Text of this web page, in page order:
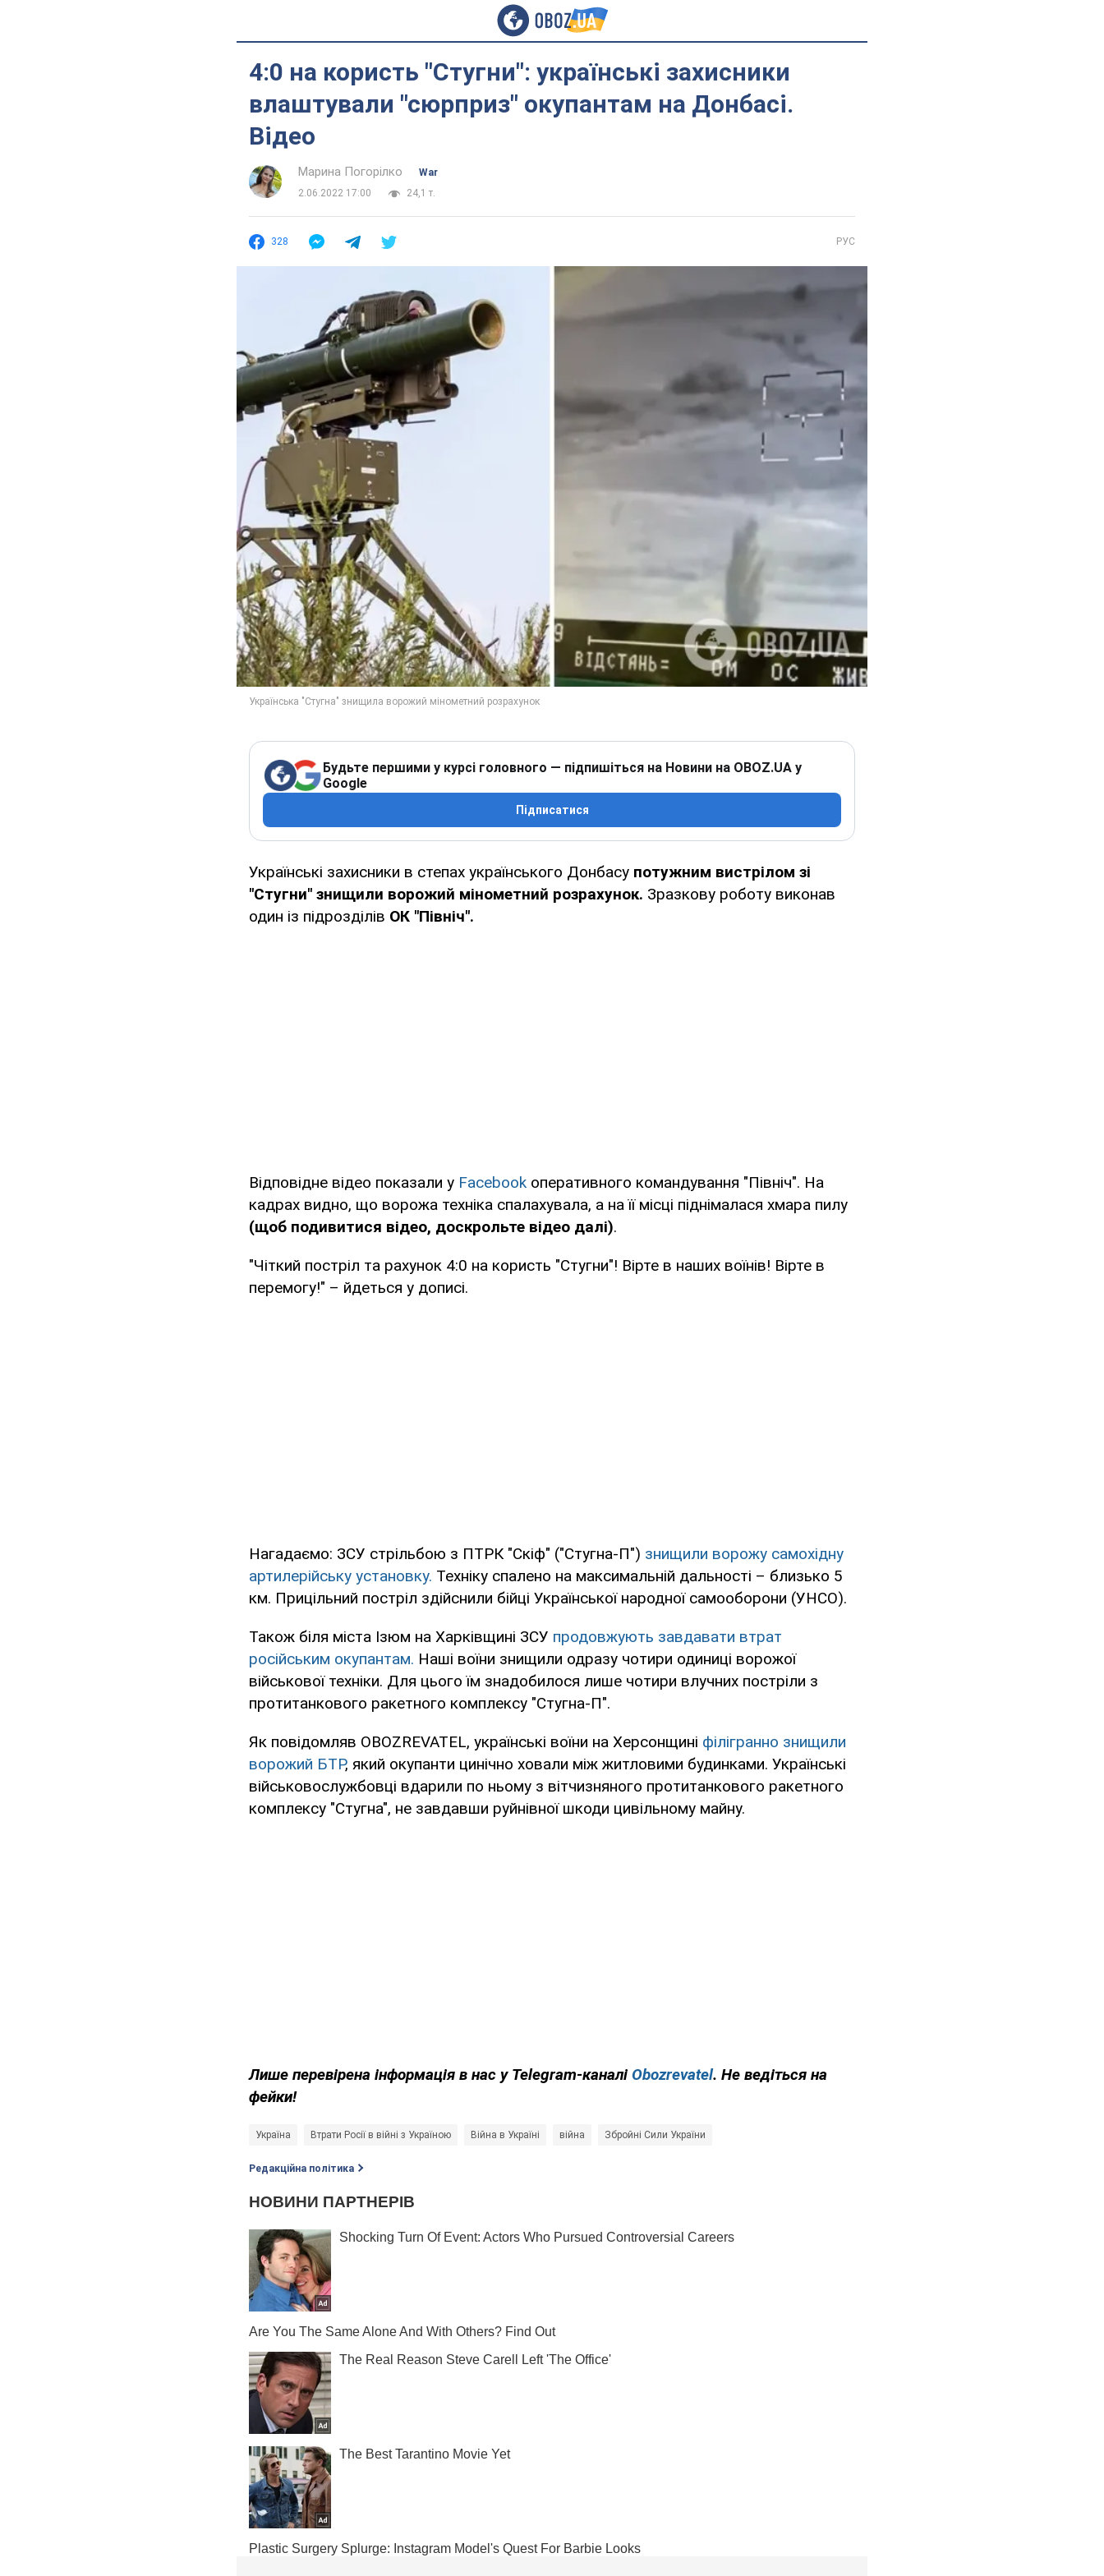
4:0 на користь "Стугни": українські захисники
влаштували "сюрприз" окупантам на Донбасі.
Відео
Марина Погорілко
War
2.06.2022 17:00
24,1 т.
328 РУС
Будьте першими у курсі головного — підпишіться на Новини на OBOZ.UA у
Google
Підписатися
Українські захисники в степах українського Донбасу потужним вистрілом зі
"Стугни" знищили ворожий мінометний розрахунок. Зразкову роботу виконав
один із підрозділів ОК "Північ".
Відповідне відео показали у Facebook оперативного командування "Північ". На
кадрах видно, що ворожа техніка спалахувала, а на її місці піднімалася хмара пилу
(щоб подивитися відео, доскрольте відео далі).
"Чіткий постріл та рахунок 4:0 на користь "Стугни"! Вірте в наших воїнів! Вірте в
перемогу!" – йдеться у дописі.
Нагадаємо: ЗСУ стрільбою з ПТРК "Скіф" ("Стугна-П") знищили ворожу самохідну
артилерійську установку. Техніку спалено на максимальній дальності – близько 5
км. Прицільний постріл здійснили бійці Української народної самооборони (УНСО).
Також біля міста Ізюм на Харківщині ЗСУ продовжують завдавати втрат
російським окупантам. Наші воїни знищили одразу чотири одиниці ворожої
військової техніки. Для цього їм знадобилося лише чотири влучних постріли з
протитанкового ракетного комплексу "Стугна-П".
Як повідомляв OBOZREVATEL, українські воїни на Херсонщині філігранно знищили
ворожий БТР, який окупанти цинічно ховали між житловими будинками. Українські
військовослужбовці вдарили по ньому з вітчизняного протитанкового ракетного
комплексу "Стугна", не завдавши руйнівної шкоди цивільному майну.
Лише перевірена інформація в нас у Telegram-каналі Obozrevatel. Не ведіться на
фейки!
Україна Втрати Росії в війні з Україною Війна в Україні війна Збройні Сили України
Редакційна політика